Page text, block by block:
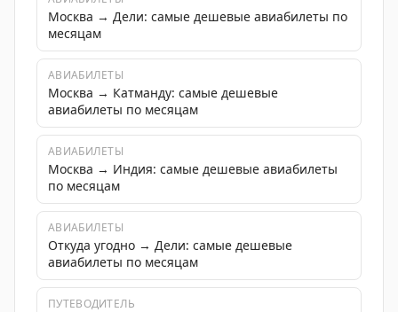
Москва → Дели: самые дешевые авиабилеты по
месяцам
АВИАБИЛЕТЫ
Москва → Катманду: самые дешевые
авиабилеты по месяцам
АВИАБИЛЕТЫ
Москва → Индия: самые дешевые авиабилеты
по месяцам
АВИАБИЛЕТЫ
Откуда угодно → Дели: самые дешевые
авиабилеты по месяцам
ПУТЕВОДИТЕЛЬ